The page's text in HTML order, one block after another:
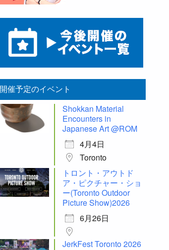
開催予定のイベント
Shokkan Material
Encounters in
Japanese Art @ROM
4月4日
Toronto
トロント・アウトド
ア・ピクチャー・ショ
ー(Toronto Outdoor
Picture Show)2026
6月26日
JerkFest Toronto 2026